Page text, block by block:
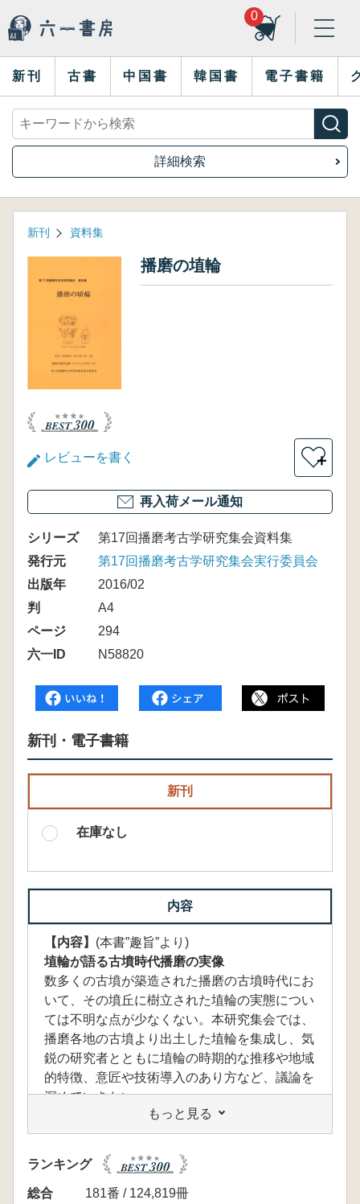
0
新刊 古書 中国書 韓国書 電子書籍
詳細検索
新刊 資料集
播磨の埴輪
レビューを書く ＋
再入荷メール通知
シリーズ
第17回播磨考古学研究集会資料集
発行元
第17回播磨考古学研究集会実行委員会
出版年
2016/02
判
A4
ページ
294
六一ID
N58820
新刊・電子書籍
新刊
在庫なし
内容
【内容】 (本書”趣旨”より)
埴輪が語る古墳時代播磨の実像
数多くの古墳が築造された播磨の古墳時代にお
いて、その墳丘に樹立された埴輪の実態につい
ては不明な点が少なくない。本研究集会では、
播磨各地の古墳より出土した埴輪を集成し、気
鋭の研究者とともに埴輪の時期的な推移や地域
的特徴、意匠や技術導入のあり方など、議論を
深めていきたい。
【報告・講演資料】
島田 拓 西播磨の埴輪
原田昌浩 加古川下流域の埴輪 人塚古墳の調
査成果を中心に
もっと見る
ランキング
総合
181番 / 124,819冊